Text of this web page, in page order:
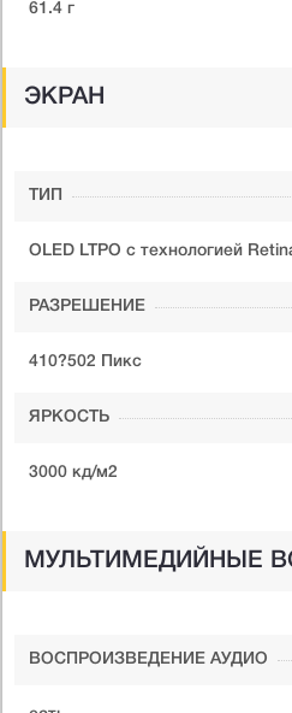
61.4 г
ЭКРАН
ТИП
OLED LTPO с технологией
РАЗРЕШЕНИЕ
410?502 Пикс
ЯРКОСТЬ
3000 кд/м2
МУЛЬТИМЕДИЙНЫЕ
ВОСПРОИЗВЕДЕНИЕ АУДИО